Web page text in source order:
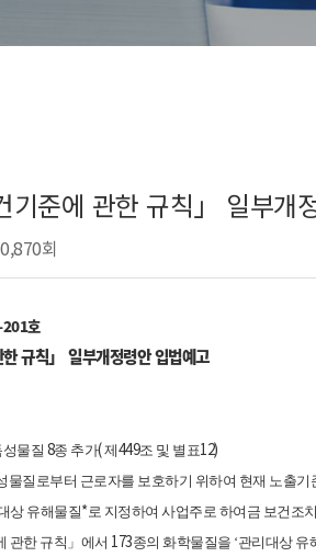
기준에 관한 규칙」 일부
회
호
규칙」 일부개정령안 입법예고
물질 8종 추가(제449조 및 별표12)
물질로부터 근로자를 보호하기 위하여 현재 노출
상 유해물질*로 지정하여 사업주로 하여금 보건조
관한 규칙」에서 173종의 화학물질을 ‘관리대상